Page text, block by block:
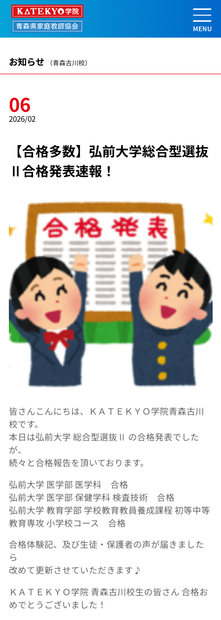
【合格多数】弘前大学総合型選抜Ⅱ
お知らせ （青森古川校）
06
2026/02
【合格多数】弘前大学総合型選抜
Ⅱ合格発表速報！
皆さんこんにちは、ＫＡＴＥＫＹＯ学院青森古川
校です。
本日は弘前大学 総合型選抜Ⅱ の合格発表でした
が、
続々と合格報告を頂いております。
弘前大学 医学部 医学科 合格
弘前大学 医学部 保健学科 検査技術 合格
弘前大学 教育学部 学校教育教員養成課程 初等中等
教育専攻 小学校コース 合格
合格体験記、及び生徒・保護者の声が届きました
ら
改めて更新させていただきます♪
ＫＡＴＥＫＹＯ学院 青森古川校生の皆さん 合格お
めでとうございました！